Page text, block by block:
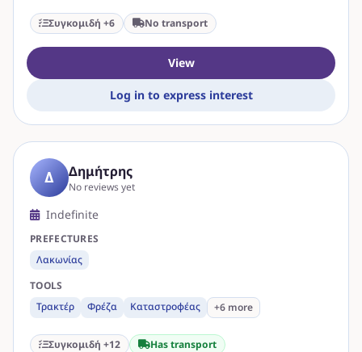
Συγκομιδή +6 No transport
View
Log in to express interest
Δ Δημήτρης
No reviews yet
Indefinite
PREFECTURES
Λακωνίας
TOOLS
Τρακτέρ
Φρέζα Καταστροφέας +6 more
Συγκομιδή +12 Has transport